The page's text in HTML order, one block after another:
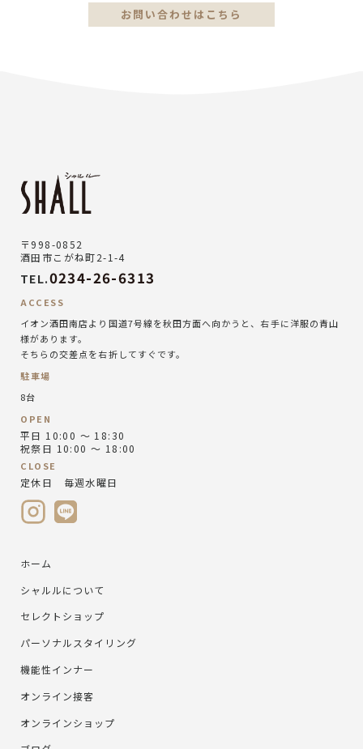
お問い合わせはこちら
〒998-0852
酒田市こがね町2-1-4
TEL.0234-26-6313
ACCESS
イオン酒田南店より国道7号線を秋田方面へ向かうと、右手に洋服の青山
様があります。
そちらの交差点を右折してすぐです。
駐車場
8台
OPEN
平日 10:00 ～ 18:30
祝祭日 10:00 ～ 18:00
CLOSE
定休日 毎週水曜日
ホーム
シャルルについて
セレクトショップ
パーソナルスタイリング
機能性インナー
オンライン接客
オンラインショップ